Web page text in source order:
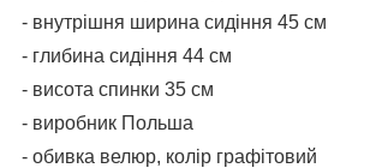
- внутрішня ширина сидіння 45 см
- глибина сидіння 44 см
- висота спинки 35 см
- виробник Польша
- обивка велюр, колір графітовий